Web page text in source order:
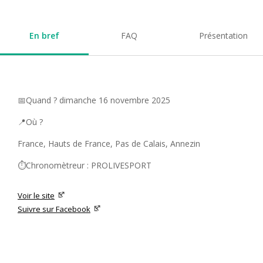
En bref FAQ Présentation
📅Quand ? dimanche 16 novembre 2025
📍Où ?
France, Hauts de France, Pas de Calais, Annezin
⏱️Chronomètreur : PROLIVESPORT
Voir le site
Suivre sur Facebook